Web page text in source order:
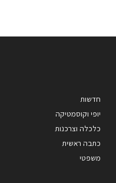
חדשות
יופי וקוסמטיקה
כלכלה וצרכנות
כתבה ראשית
משפטי